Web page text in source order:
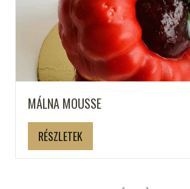
MÁLNA MOUSSE
RÉSZLETEK